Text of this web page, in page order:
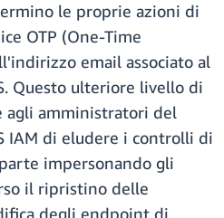
le proprie azioni di
OTP (One-Time
email associato al
Questo ulteriore livello di
agli amministratori del
IAM di eludere i controlli di
impersonando gli
il ripristino delle
degli endpoint di